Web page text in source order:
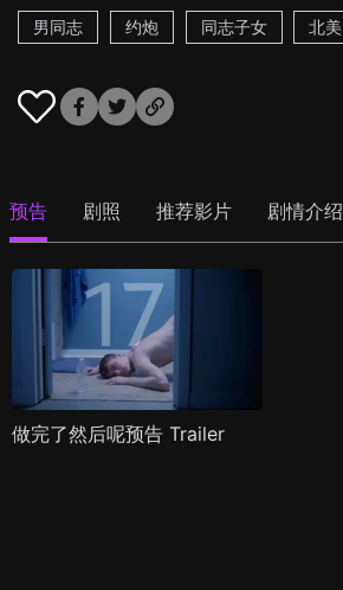
男同志
约炮 同志子女 北美
预告 剧照 推荐影片 剧情介绍
做完了然后呢预告 Trailer